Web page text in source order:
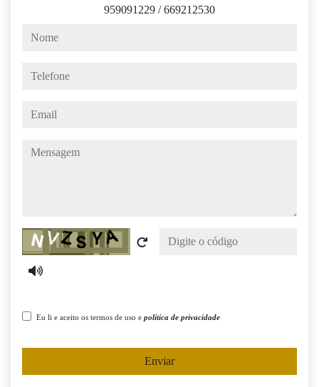
959091229 /669212530
nome
telefone
email
mensagem
Captcha
Eu li e aceito os termos de uso e política de privacidade
Enviar